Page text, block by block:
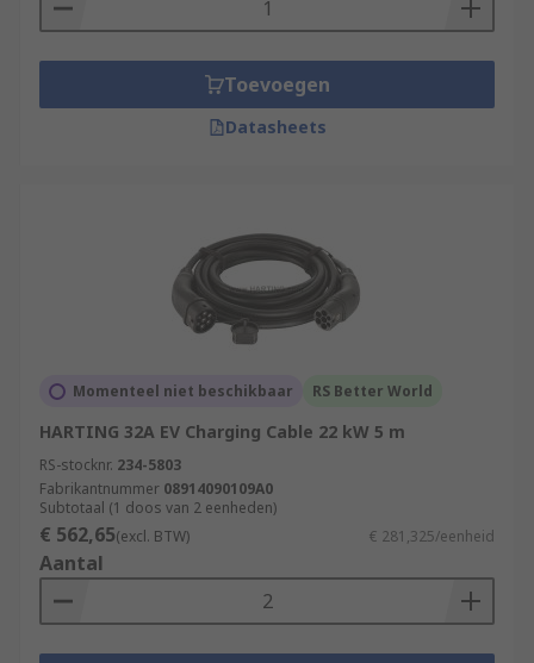
Toevoegen
Datasheets
Momenteel niet beschikbaar RS Better World
HARTING 32A EV Charging Cable 22 kW 5 m
RS-stocknr. 234-5803
Fabrikantnummer 08914090109A0
Subtotaal (1 doos van 2 eenheden)
€ 562,65(excl. BTW) € 281,325/eenheid
Aantal